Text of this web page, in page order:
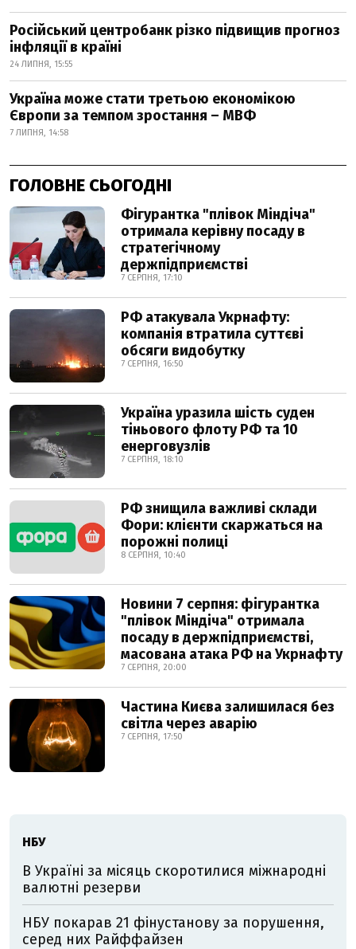
Російський центробанк різко підвищив прогноз
інфляції в країні
24 ЛИПНЯ, 15:55
Україна може стати третьою економікою
Європи за темпом зростання – МВФ
7 ЛИПНЯ, 14:58
ГОЛОВНЕ СЬОГОДНІ
Фігурантка "плівок Міндіча"
отримала керівну посаду в
стратегічному
держпідприємстві
7 СЕРПНЯ, 17:10
РФ атакувала Укрнафту:
компанія втратила суттєві
обсяги видобутку
7 СЕРПНЯ, 16:50
Україна уразила шість суден
тіньового флоту РФ та 10
енерговузлів
7 СЕРПНЯ, 18:10
РФ знищила важливі склади
Фори: клієнти скаржаться на
порожні полиці
8 СЕРПНЯ, 10:40
Новини 7 серпня: фігурантка
"плівок Міндіча" отримала
посаду в держпідприємстві,
масована атака РФ на Укрнафту
7 СЕРПНЯ, 20:00
Частина Києва залишилася без
світла через аварію
7 СЕРПНЯ, 17:50
НБУ
В Україні за місяць скоротилися міжнародні
валютні резерви
НБУ покарав 21 фінустанову за порушення,
серед них Райффайзен